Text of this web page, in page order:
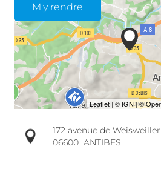
M'y rendre
172 avenue de Weisweiller
06600 ANTIBES